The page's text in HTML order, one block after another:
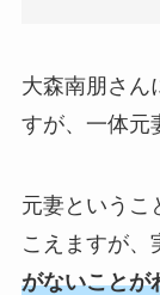
大森南朋さん
すが、一体元
元妻というこ
こえますが、
がないことが